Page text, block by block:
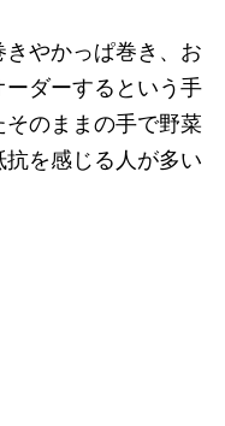
やかっぱ巻き、お
ーダーするという手
のままの手で野菜
を感じる人が多い